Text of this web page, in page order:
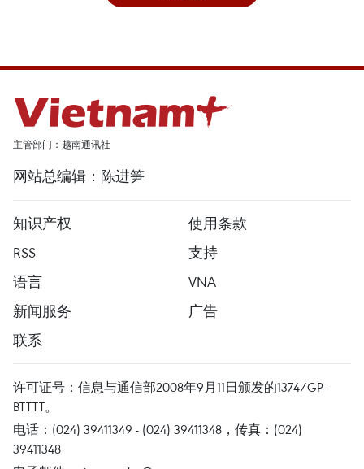
主管部门：越南通讯社
网站总编辑：陈进笋
知识产权
使用条款
RSS
支持
语言
VNA
新闻服务
广告
联系
许可证号：信息与通信部2008年9月11日颁发的1374/GP-
BTTTT。
电话：(024) 39411349 - (024) 39411348，传真：(024)
39411348